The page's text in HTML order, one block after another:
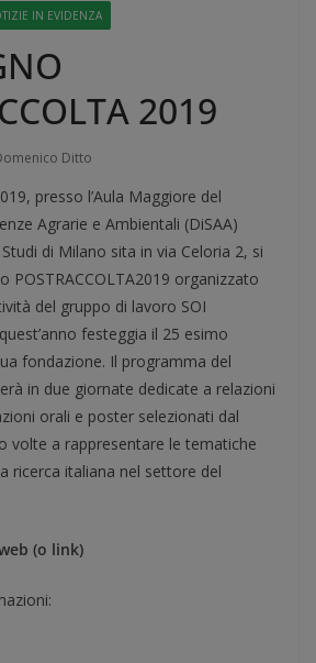
IN EVIDENZA
2019
Ditto
presso l’Aula Maggiore del
Agrarie e Ambientali (DiSAA)
Studi di Milano sita in via Celoria 2, si
POSTRACCOLTA2019 organizzato
del gruppo di lavoro SOI
festeggia il 25 esimo
fondazione. Il programma del
in due giornate dedicate a relazioni
orali e poster selezionati dal
volte a rappresentare le tematiche
ricerca italiana nel settore del
(o link)